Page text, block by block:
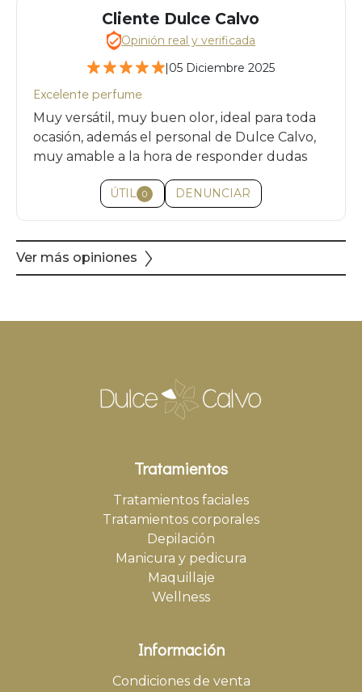
Cliente Dulce Calvo
Opinión real y verificada
|05 Diciembre 2025
Excelente perfume
Muy versátil, muy buen olor, ideal para toda
ocasión, además el personal de Dulce Calvo,
muy amable a la hora de responder dudas
ÚTIL 0 DENUNCIAR
Ver más opiniones
Tratamientos
Tratamientos faciales
Tratamientos corporales
Depilación
Manicura y pedicura
Maquillaje
Wellness
Información
Condiciones de venta